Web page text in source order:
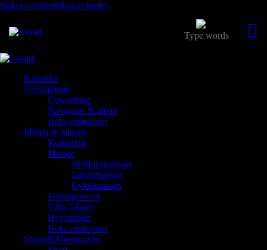
Skip to contentSkip to footer
Kalender
Företagande
Coworking
Navigator Scaleup
Boka mötesrum
Möten & mässor
Konferens
Mässor
Bröllopsmässan
Löparmässan
Cykelmässan
Företagsevent
Våra lokaler
Hyr möbler
Boka mötesrum
Sport & föreningsliv